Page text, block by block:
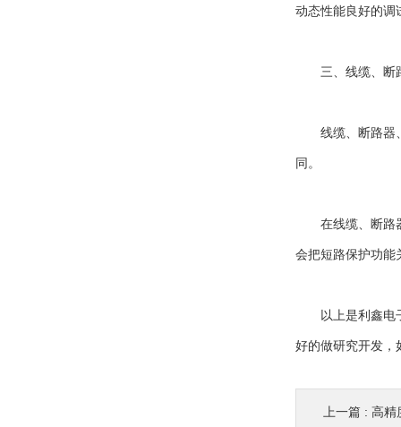
动态性能良好的调
三、线缆、断路
线缆、断路器、
同。
在线缆、断路器
会把短路保护功能
以上是利鑫电子
好的做研究开发，
上一篇 : 高精